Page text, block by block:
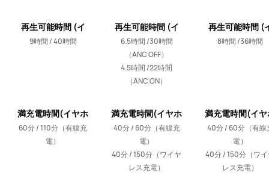
再生可能時間 (イ
ヤホン / 充電ケー
9時間 / 40時間
満充電時間(イヤホ
ン / 充電ケース)
60分 / 110分（有線充
電）
再生可能時間 (イ
ヤホン / 充電ケー
ス)
6.5時間 /30時間
（ANC OFF）
4.5時間 /22時間
（ANC ON）
満充電時間(イヤホ
ン / 充電ケース)
40分 / 60分（有線充
電）
40分 / 150分（ワイヤ
レス充電）
再生可能時間 (
ヤホン / 充電ケ
8時間 /36時間
満充電時間(イヤ
ン / 充電ケー
40分 / 60分（有線
電）
40分 / 150分（ワ
レス充電）